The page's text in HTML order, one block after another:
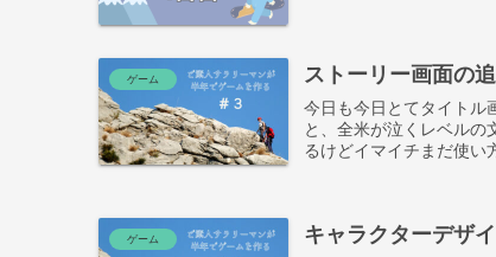
ゲーム ストーリー画面の
今日も今日とてタイトル
と、全米が泣くレベルの
るけどイマイチまだ使い
ゲーム キャラクターデザ